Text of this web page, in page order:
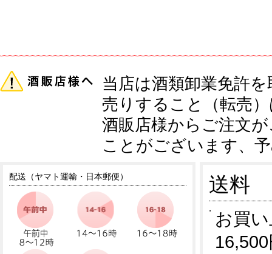
当店は酒類卸業免許
売りすること（転売
酒販店様からご注文
ことがございます、
配送（ヤマト運輸・日本郵便） 送料
お買